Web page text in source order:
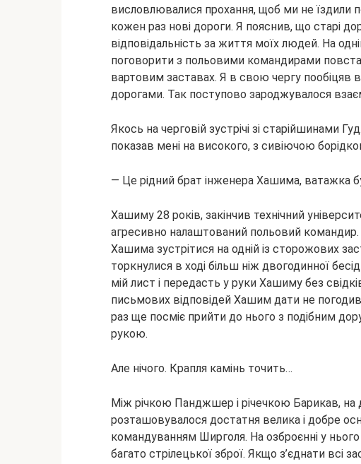
висловлювалися прохання, щоб ми не їздили
кожен раз нові дороги. Я пояснив, що старі
відповідальність за життя моїх людей. На
поговорити з польовими командирами
вартовим заставах. Я в свою чергу пообіцяв
дорогами. Так поступово зароджувалося
Якось на черговій зустрічі зі старійшинами
показав мені на високого, з сивіючою
— Це рідний брат інженера Хашима, ватажка
Хашиму 28 років, закінчив технічний
агресивно налаштований польовий
Хашима зустрітися на одній із сторожових
торкнулися в ході більш ніж двогодинної
мій лист і передасть у руки Хашиму без
письмових відповідей Хашим дати не
раз ще посміє прийти до нього з подібним
рукою.
Але нічого. Крапля камінь точить…
Між річкою Панджшер і річечкою Барикав, на
розташовувалося достатня велика і добре
командуванням Ширголя. На озброєнні у
багато стрілецької зброї. Якщо з’єднати всі